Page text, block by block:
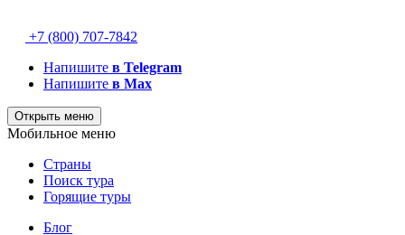
+7 (800) 707-7842
Напишите в Telegram
Напишите в Max
Открыть меню
Мобильное меню
Страны
Поиск тура
Горящие туры
Блог